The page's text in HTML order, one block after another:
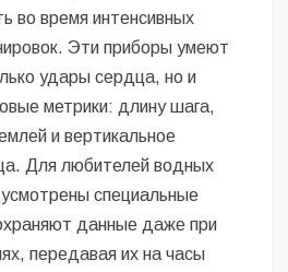
во время интенсивных
Эти приборы умеют
удары сердца, но и
метрики: длину шага,
и вертикальное
Для любителей водных
специальные
данные даже при
передавая их на часы